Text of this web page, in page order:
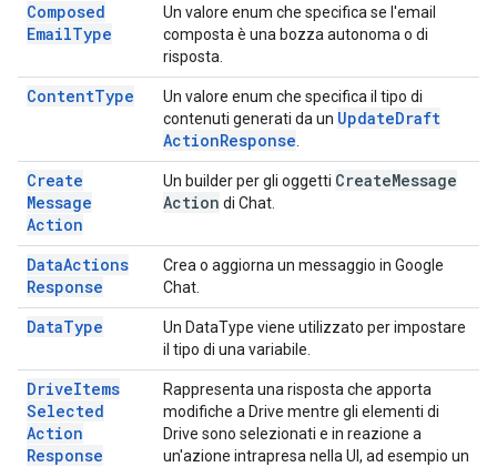
Composed
EmailType
Un valore enum che specifica se l'email
composta è una bozza autonoma o di
risposta.
ContentType
Un valore enum che specifica il tipo di
contenuti generati da un UpdateDraft
ActionResponse
Create
Message
Action
Un builder per gli oggetti CreateMessage
Action di Chat.
DataActions
Response
Crea o aggiorna un messaggio in Google
Chat.
DataType
Un DataType viene utilizzato per impostare
il tipo di una variabile.
DriveItems
Selected
Action
Response
Rappresenta una risposta che apporta
modifiche a Drive mentre gli elementi di
Drive sono selezionati e in reazione a
un'azione intrapresa nella UI, ad esempio un